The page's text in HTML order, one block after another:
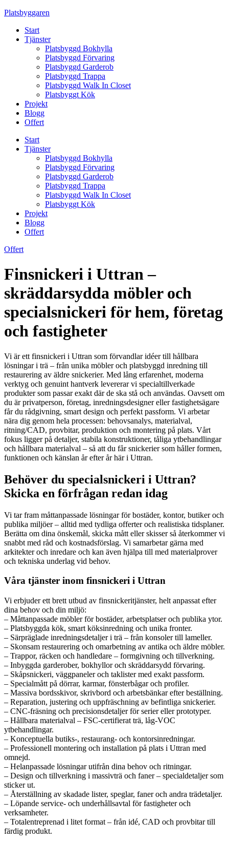
Skip
content
Platsbyggaren
Start
Tjänster
Platsbyggd Bokhylla
Platsbyggd Förvaring
Platsbyggd Garderob
Platsbyggd Trappa
Platsbyggd Walk In Closet
Platsbyggt Kök
Projekt
Blogg
Offert
Start
Tjänster
Platsbyggd Bokhylla
Platsbyggd Förvaring
Platsbyggd Garderob
Platsbyggd Trappa
Platsbyggd Walk In Closet
Platsbyggt Kök
Projekt
Blogg
Offert
Offert
Finsnickeri i Uttran –
skräddarsydda möbler och
specialsnickeri för hem, företag
och fastigheter
Vi är ett finsnickeri i Uttran som förvandlar idéer till hållbara
lösningar i trä – från unika möbler och platsbyggd inredning till
restaurering av äldre snickerier. Med lång erfarenhet, moderna
verktyg och genuint hantverk levererar vi specialtillverkade
produkter som passar exakt där de ska stå och användas. Oavsett om
du är privatperson, företag, inredningsdesigner eller fastighetsägare
får du rådgivning, smart design och perfekt passform. Vi arbetar
nära dig genom hela processen: behovsanalys, materialval,
ritning/CAD, provbitar, produktion och montering på plats. Vårt
fokus ligger på detaljer, stabila konstruktioner, tåliga ytbehandlingar
och hållbara materialval – så att du får snickerier som håller formen,
funktionen och känslan år efter år här i Uttran.
Behöver du specialsnickeri i Uttran?
Skicka en förfrågan redan idag
Vi tar fram måttanpassade lösningar för bostäder, kontor, butiker och
publika miljöer – alltid med tydliga offerter och realistiska tidsplaner.
Berätta om dina önskemål, skicka mått eller skisser så återkommer vi
snabbt med råd och kostnadsförslag. Vi samarbetar gärna med
arkitekter och inredare och kan även hjälpa till med materialprover
och tekniska underlag vid behov.
Våra tjänster inom finsnickeri i Uttran
Vi erbjuder ett brett utbud av finsnickeritjänster, helt anpassat efter
dina behov och din miljö:
– Måttanpassade möbler för bostäder, arbetsplatser och publika ytor.
– Platsbyggda kök, smart köksinredning och unika fronter.
– Särpräglade inredningsdetaljer i trä – från konsoler till lameller.
– Skonsam restaurering och omarbetning av antika och äldre möbler.
– Trappor, räcken och handledare – formgivning och tillverkning.
– Inbyggda garderober, bokhyllor och skräddarsydd förvaring.
– Skåpsnickeri, väggpaneler och taklister med exakt passform.
– Specialmått på dörrar, karmar, fönsterbågar och profiler.
– Massiva bordsskivor, skrivbord och arbetsbänkar efter beställning.
– Reparation, justering och uppfräschning av befintliga snickerier.
– CNC-fräsning och precisionsdetaljer för serier eller prototyper.
– Hållbara materialval – FSC-certifierat trä, låg-VOC
ytbehandlingar.
– Konceptuella butiks-, restaurang- och kontorsinredningar.
– Professionell montering och installation på plats i Uttran med
omnejd.
– Helanpassade lösningar utifrån dina behov och ritningar.
– Design och tillverkning i massivträ och faner – specialdetaljer som
sticker ut.
– Återställning av skadade lister, speglar, faner och andra trädetaljer.
– Löpande service- och underhållsavtal för fastigheter och
verksamheter.
– Totalentreprenad i litet format – från idé, CAD och provbitar till
färdig produkt.